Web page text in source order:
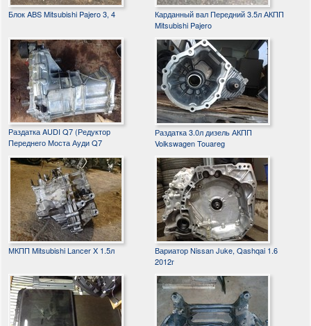
Блок ABS Mitsubishi Pajero 3, 4
Карданный вал Передний 3.5л АКПП
Mitsubishi Pajero
Раздатка AUDI Q7 (Редуктор
Переднего Моста Ауди Q7
Раздатка 3.0л дизель АКПП
Volkswagen Touareg
МКПП Mitsubishi Lancer X 1.5л
Вариатор Nissan Juke, Qashqai 1.6
2012г